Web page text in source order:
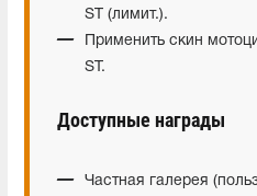
ST (лимит.).
Применить скин
ST.
Доступные награды
Частная галерея